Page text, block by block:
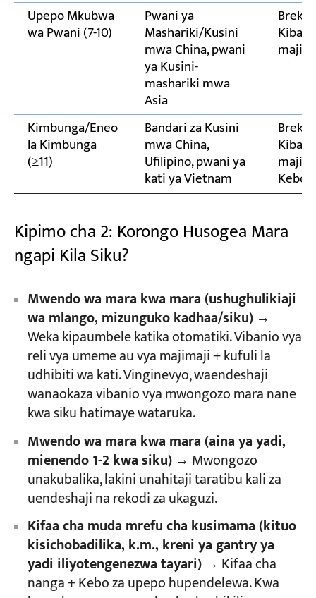
Upepo Mkubwa
wa Pwani (7-10)
Pwani ya
Mashariki/Kusini
mwa China, pwani
ya Kusini-
mashariki mwa
Asia
Breki
Kimbunga/Eneo
la Kimbunga
(≥11)
Bandari za Kusini
mwa China,
Ufilipino, pwani ya
kati ya Vietnam
Breki
Kebo
Kipimo cha 2: Korongo Husogea Mara
ngapi Kila Siku?
Mwendo wa mara kwa mara (ushughulikiaji
wa mlango, mizunguko kadhaa/siku)→
Weka kipaumbele katika otomatiki. Vibanio vya
reli vya umeme au vya majimaji + kufuli la
udhibiti wa kati. Vinginevyo, waendeshaji
wanaokaza vibanio vya mwongozo mara nane
kwa siku hatimaye wataruka.
Mwendo wa mara kwa mara (aina ya yadi,
mienendo 1-2 kwa siku)→ Mwongozo
unakubalika, lakini unahitaji taratibu kali za
uendeshaji na rekodi za ukaguzi.
Kifaa cha muda mrefu cha kusimama (kituo
kisichobadilika, k.m., kreni ya gantry ya
yadi iliyotengenezwa tayari)→ Kifaa cha
nanga + Kebo za upepo hupendelewa. Kwa